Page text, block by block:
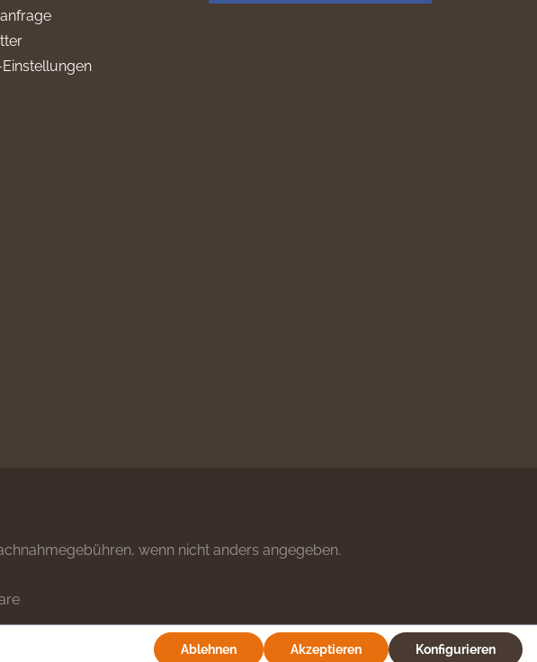
wenn nicht anders angegeben.
Ablehnen Akzeptieren Konfigurieren